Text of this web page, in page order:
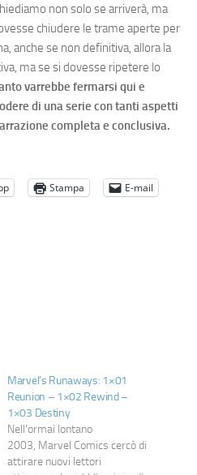
non solo se arriverà, ma
chiudere le trame aperte per
anche se non definitiva, allora la
ma se si dovesse ripetere lo
varrebbe fermarsi qui e
di una serie con tanti aspetti
completa e conclusiva.
Stampa
E-mail
Marvel’s Runaways: 1×01
Reunion – 1×02 Rewind –
1×03 Destiny
Nell'ormai lontano
2003, Marvel Comics cercò di
attirare nuovi lettori